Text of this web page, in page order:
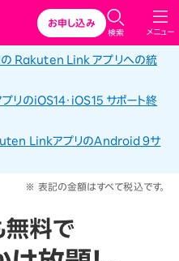
メニュー
検索
お申し込み
の Rakuten Link アプリへの統
リのiOS14・iOS15 サポート終
LinkアプリのAndroid 9サ
※ 表記の金額はすべて税込です。